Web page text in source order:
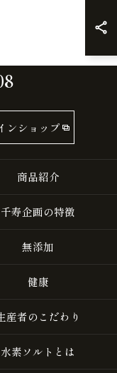
ンショップ
商品紹介
千寿企画の特徴
無添加
健康
産者のこだわり
水素ソルトとは